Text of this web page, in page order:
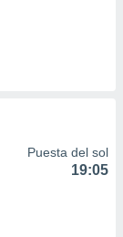
Puesta del sol
19:05